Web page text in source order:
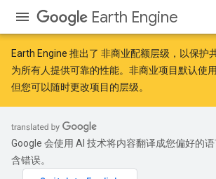
Earth Engine
Earth Engine 推出了 非商业配额层级 ，以保护
为所有人提供可靠的性能。非商业项目默认使
但您可以随时更改项目的层级。
Google 会使用 AI 技术将内容翻译成您偏好的
含错误。